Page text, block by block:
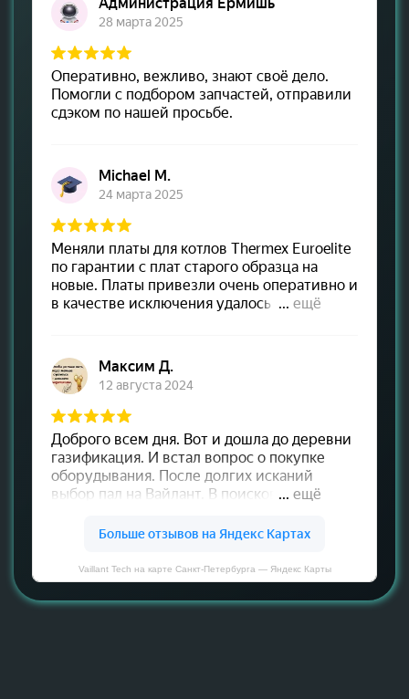
Vaillant Tech на карте Санкт‑Петербурга — Яндекс Карты